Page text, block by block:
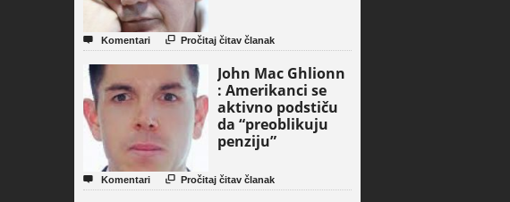
 Komentari  Pročitaj čitav članak
John Mac Ghlionn
: Amerikanci se
aktivno podstiču
da “preoblikuju
penziju”
 Komentari  Pročitaj čitav članak